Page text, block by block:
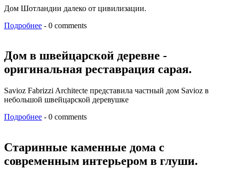
Дом Шотландии далеко от цивилизации.
Подробнее - 0 comments
Дом в швейцарской деревне -
оригинальная реставрация сарая.
Savioz Fabrizzi Architecte представила частный дом Savioz в
небольшой швейцарской деревушке
Подробнее - 0 comments
Старинные каменные дома с
современным интерьером в глуши.